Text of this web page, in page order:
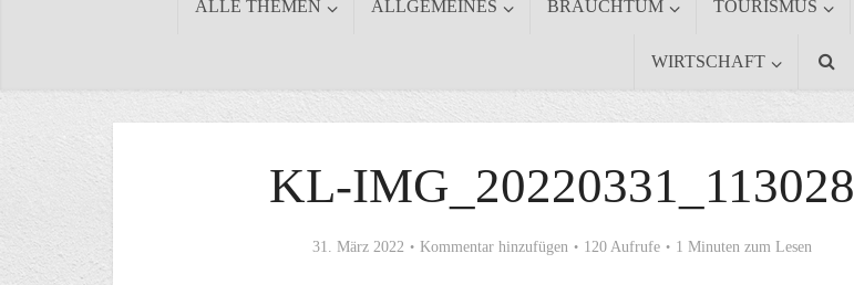
ALLE THEMEN ALLGEMEINES BRAUCHTUM TOURISMUS
WIRTSCHAFT
KL-IMG_20220331_113028
31. März 2022 Kommentar hinzufügen 120 Aufrufe 1 Minuten zum Lesen